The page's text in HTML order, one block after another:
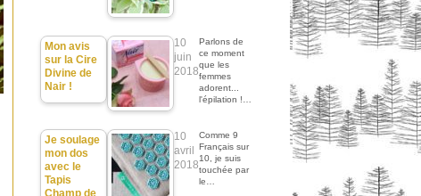
Mon avis
sur la Cire
Divine de
Nair !
10
juin
2018
Parlons de
ce moment
que les
femmes
adorent...
l'épilation !…
Je soulage
mon dos
avec le
Tapis
Champ de
10
avril
2018
Comme 9
Français sur
10, je suis
touchée par
le…